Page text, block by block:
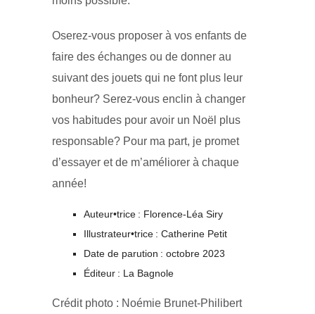
Oserez-vous proposer à vos enfants de
faire des échanges ou de donner au
suivant des jouets qui ne font plus leur
bonheur? Serez-vous enclin à changer
vos habitudes pour avoir un Noël plus
responsable? Pour ma part, je promet
d’essayer et de m’améliorer à chaque
année!
Auteur•trice : Florence-Léa Siry
Illustrateur•trice : Catherine Petit
Date de parution : octobre 2023
Éditeur : La Bagnole
Crédit photo : Noémie Brunet-Philibert